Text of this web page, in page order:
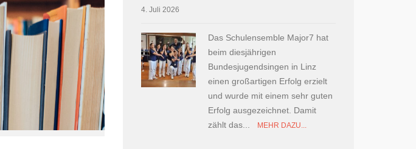
4. Juli 2026
Das Schulensemble Major7 hat
beim diesjährigen
Bundesjugendsingen in Linz
einen großartigen Erfolg erzielt
und wurde mit einem sehr guten
Erfolg ausgezeichnet. Damit
zählt das...
MEHR DAZU...